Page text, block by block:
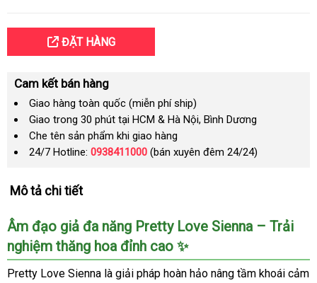
ĐẶT HÀNG
Cam kết bán hàng
Giao hàng toàn quốc (miễn phí ship)
Giao trong 30 phút tại HCM & Hà Nội, Bình Dương
Che tên sản phẩm khi giao hàng
24/7 Hotline: 0938411000 (bán xuyên đêm 24/24)
Mô tả chi tiết
Âm đạo giả đa năng Pretty Love Sienna – Trải
nghiệm thăng hoa đỉnh cao ✨
Pretty Love Sienna là giải pháp hoàn hảo nâng tầm khoái cảm